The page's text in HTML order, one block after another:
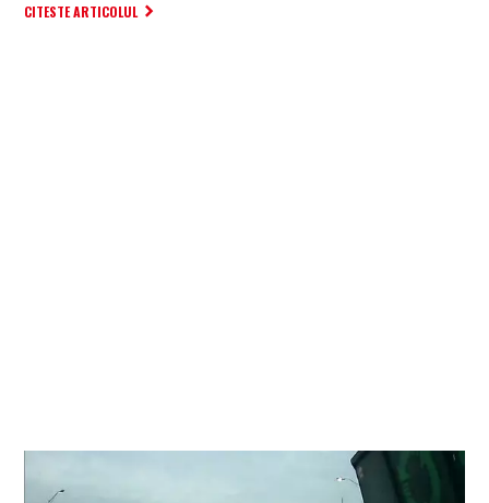
CITESTE ARTICOLUL